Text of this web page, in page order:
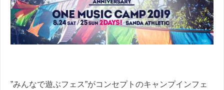
”みんなで遊ぶフェス”がコンセプトのキャンプインフェ